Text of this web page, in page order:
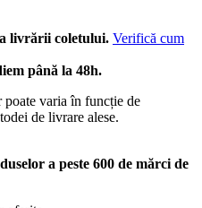
livrării coletului. Verifică cum
până la 48h.
poate varia în funcție de
de livrare alese.
a peste 600 de mărci de